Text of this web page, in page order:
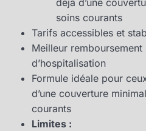
déjà d’une
soins courants
Tarifs accessibles et
Meilleur
d’hospitalisation
Formule idéale pour
d’une couverture
courants
Limites :